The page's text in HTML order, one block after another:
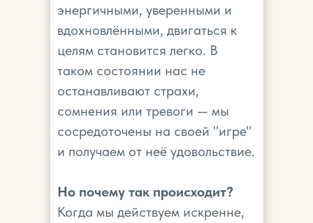
энергичными, уверенными и
вдохновлёнными, двигаться к
целям становится легко. В
таком состоянии нас не
останавливают страхи,
сомнения или тревоги — мы
сосредоточены на своей "игре"
и получаем от неё удовольствие.
Но почему так происходит?
Когда мы действуем искренне,